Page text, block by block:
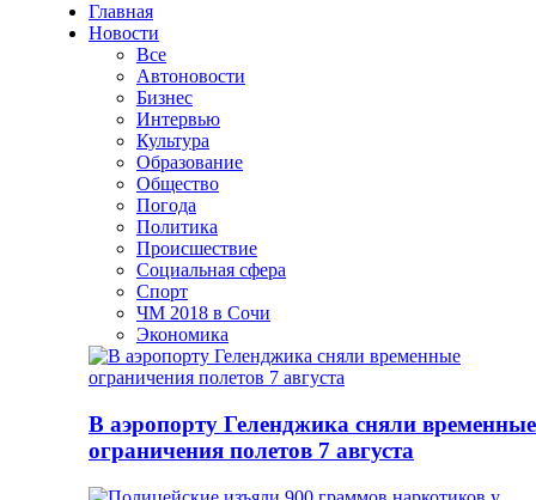
Главная
Новости
Все
Автоновости
Бизнес
Интервью
Культура
Образование
Общество
Погода
Политика
Происшествие
Социальная сфера
Спорт
ЧМ 2018 в Сочи
Экономика
В аэропорту Геленджика сняли временные
ограничения полетов 7 августа